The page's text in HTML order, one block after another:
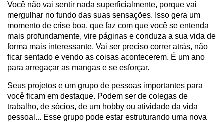
Você não vai sentir nada superficialmente, porque vai
mergulhar no fundo das suas sensações. Isso gera um
momento de crise boa, que faz com que você se entenda
mais profundamente, vire páginas e conduza a sua vida de
forma mais interessante. Vai ser preciso correr atrás, não
ficar sentado e vendo as coisas acontecerem. É um ano
para arregaçar as mangas e se esforçar.
Seus projetos e um grupo de pessoas importantes para
você ficam em destaque. Podem ser de colegas de
trabalho, de sócios, de um hobby ou atividade da vida
pessoal... Esse grupo pode estar estruturando uma nova